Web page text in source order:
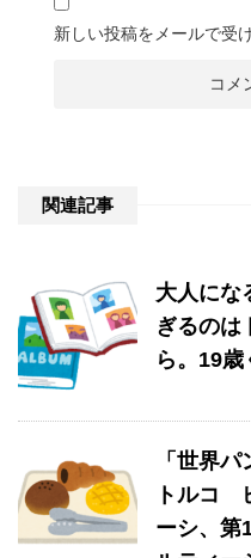
新しい投稿をメールで受
関連記事
大人にな
ぎるのは
ら。19
「世界
トルコ
ーシ、